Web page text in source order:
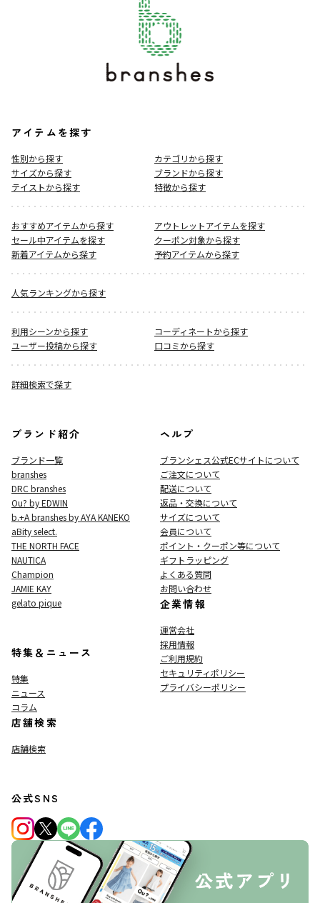
アイテムを探す
性別から探す
カテゴリから探す
サイズから探す
ブランドから探す
テイストから探す
特徴から探す
おすすめアイテムから探す
アウトレットアイテムを探す
セール中アイテムを探す
クーポン対象から探す
新着アイテムから探す
予約アイテムから探す
人気ランキングから探す
利用シーンから探す
コーディネートから探す
ユーザー投稿から探す
口コミから探す
詳細検索で探す
ブランド紹介
ブランド一覧
branshes
DRC branshes
Ou? by EDWIN
b.+A branshes by AYA KANEKO
aBity select.
THE NORTH FACE
NAUTICA
Champion
JAMIE KAY
gelato pique
特集＆ニュース
特集
ニュース
コラム
店舗検索
店舗検索
ヘルプ
ブランシェス公式ECサイトについて
ご注文について
配送について
返品・交換について
サイズについて
会員について
ポイント・クーポン等について
ギフトラッピング
よくある質問
お問い合わせ
企業情報
運営会社
採用情報
ご利用規約
セキュリティポリシー
プライバシーポリシー
公式SNS